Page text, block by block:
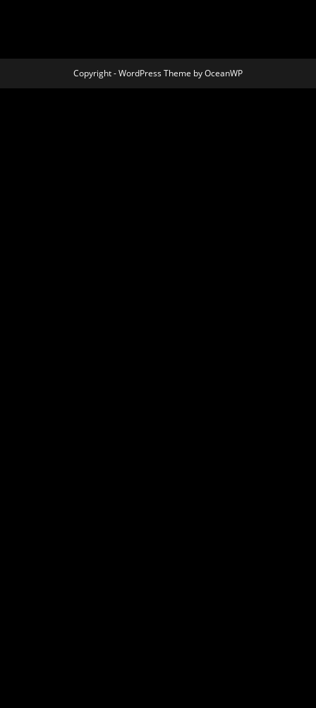
Copyright - WordPress Theme by OceanWP